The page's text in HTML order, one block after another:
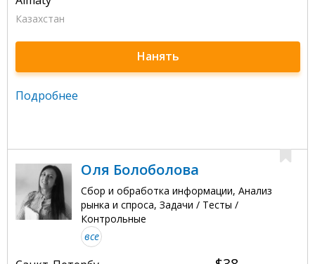
Казахстан
Нанять
Подробнее
Оля Болоболова
Сбор и обработка информации, Анализ
рынка и спроса, Задачи / Тесты /
Контрольные
все